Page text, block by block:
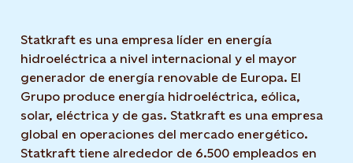
Statkraft es una empresa líder en energía
hidroeléctrica a nivel internacional y el mayor
generador de energía renovable de Europa. El
Grupo produce energía hidroeléctrica, eólica,
solar, eléctrica y de gas. Statkraft es una empresa
global en operaciones del mercado energético.
Statkraft tiene alrededor de 6.500 empleados en